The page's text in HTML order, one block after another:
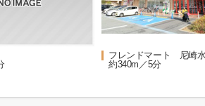
フレンドマート 尼崎
約340m／5分